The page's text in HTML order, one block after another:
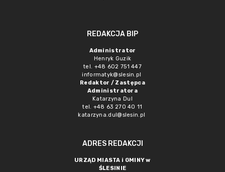
REDAKCJA BIP
Administrator
Henryk Guzik
tel. +48 602 751 447
informatyk@slesin.pl
Redaktor / Zastępca
Administratora
Katarzyna Dul
tel. +48 63 270 40 11
katarzyna.dul@slesin.pl
ADRES REDAKCJI
URZĄD MIASTA i GMINY w
ŚLESINIE